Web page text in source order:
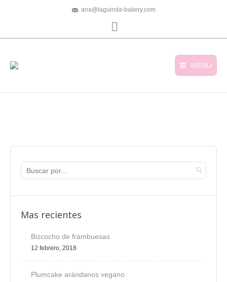
ana@laguinda-bakery.com
MENU
Mas recientes
Bizcocho de frambuesas
12 febrero, 2018
Plumcake arándanos vegano